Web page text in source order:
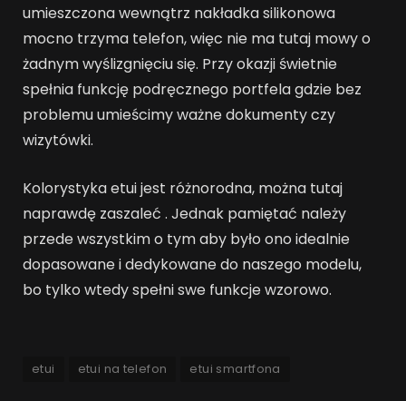
umieszczona wewnątrz nakładka silikonowa
mocno trzyma telefon, więc nie ma tutaj mowy o
żadnym wyślizgnięciu się. Przy okazji świetnie
spełnia funkcję podręcznego portfela gdzie bez
problemu umieścimy ważne dokumenty czy
wizytówki.
Kolorystyka etui jest różnorodna, można tutaj
naprawdę zaszaleć . Jednak pamiętać należy
przede wszystkim o tym aby było ono idealnie
dopasowane i dedykowane do naszego modelu,
bo tylko wtedy spełni swe funkcje wzorowo.
etui etui na telefon etui smartfona